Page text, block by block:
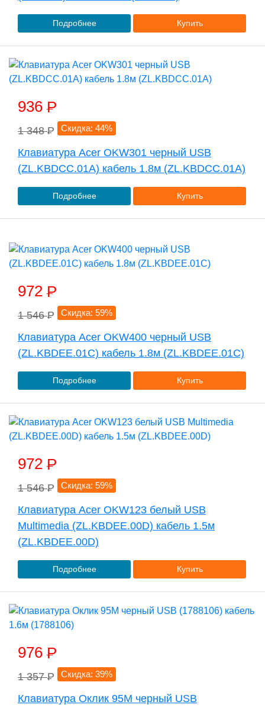
Подробнее Купить
936 P
1 348P Скидка: 44%
Клавиатура Acer OKW301 черный USB
(ZL.KBDCC.01A) кабель 1.8м (ZL.KBDCC.01A)
Подробнее Купить
972 P
1 546P Скидка: 59%
Клавиатура Acer OKW400 черный USB
(ZL.KBDEE.01C) кабель 1.8м (ZL.KBDEE.01C)
Подробнее Купить
972 P
1 546P Скидка: 59%
Клавиатура Acer OKW123 белый USB
Multimedia (ZL.KBDEE.00D) кабель 1.5м
(ZL.KBDEE.00D)
Подробнее Купить
976 P
1 357P Скидка: 39%
Клавиатура Оклик 95M черный USB